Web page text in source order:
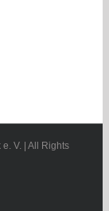
V. | All Rights